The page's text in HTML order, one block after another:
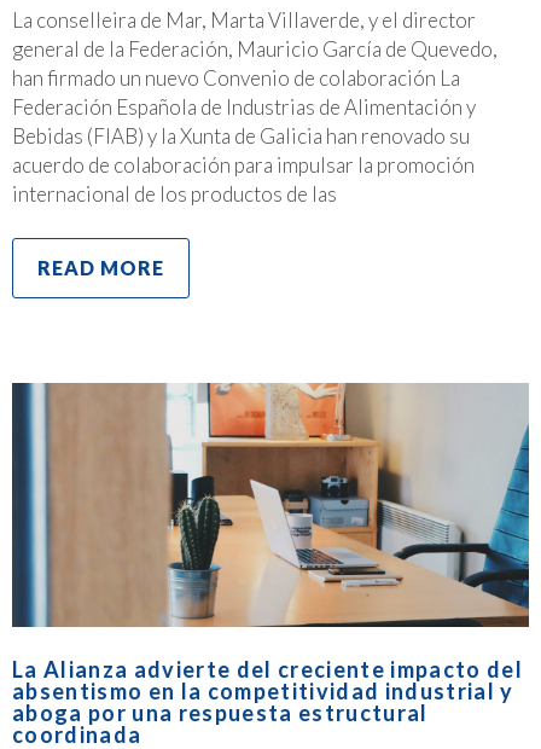
La conselleira de Mar, Marta Villaverde, y el director
general de la Federación, Mauricio García de Quevedo,
han firmado un nuevo Convenio de colaboración La
Federación Española de Industrias de Alimentación y
Bebidas (FIAB) y la Xunta de Galicia han renovado su
acuerdo de colaboración para impulsar la promoción
internacional de los productos de las
READ MORE
La Alianza advierte del creciente impacto del
absentismo en la competitividad industrial y
aboga por una respuesta estructural
coordinada